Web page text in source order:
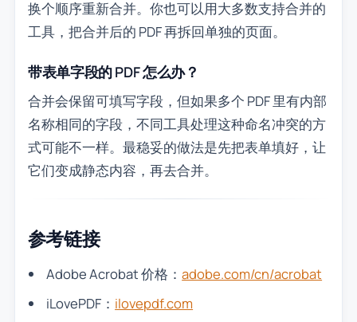
换个顺序重新合并。你也可以用大多数支持合并的
工具，把合并后的 PDF 再拆回单独的页面。
带表单字段的 PDF 怎么办？
合并会保留可填写字段，但如果多个 PDF 里有内部
名称相同的字段，不同工具处理这种命名冲突的方
式可能不一样。最稳妥的做法是先把表单填好，让
它们变成静态内容，再去合并。
参考链接
Adobe Acrobat 价格：adobe.com/cn/acrobat
iLovePDF： ilovepdf.com